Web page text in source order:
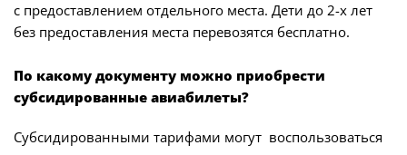
с предоставлением отдельного места. Дети до 2-х лет
без предоставления места перевозятся бесплатно.
По какому документу можно приобрести
субсидированные авиабилеты?
Субсидированными тарифами могут воспользоваться